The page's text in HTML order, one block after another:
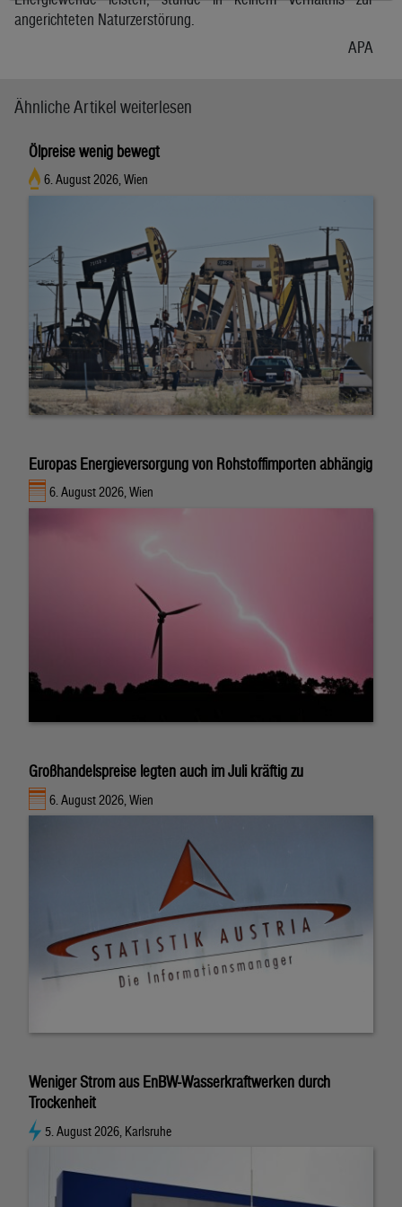
angerichteten Naturzerstörung.
APA
Ähnliche Artikel weiterlesen
Ölpreise wenig bewegt
6. August 2026, Wien
Europas Energieversorgung von Rohstoffimporten abhängig
6. August 2026, Wien
Großhandelspreise legten auch im Juli kräftig zu
6. August 2026, Wien
Weniger Strom aus EnBW-Wasserkraftwerken durch
Trockenheit
5. August 2026, Karlsruhe